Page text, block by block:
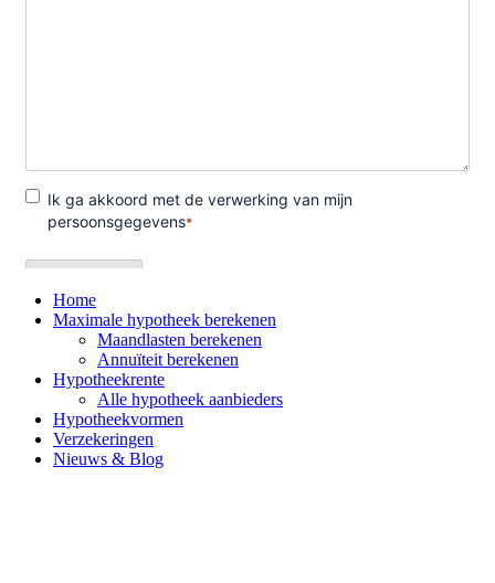
Home
Maximale hypotheek berekenen
Maandlasten berekenen
Annuïteit berekenen
Hypotheekrente
Alle hypotheek aanbieders
Hypotheekvormen
Verzekeringen
Nieuws & Blog